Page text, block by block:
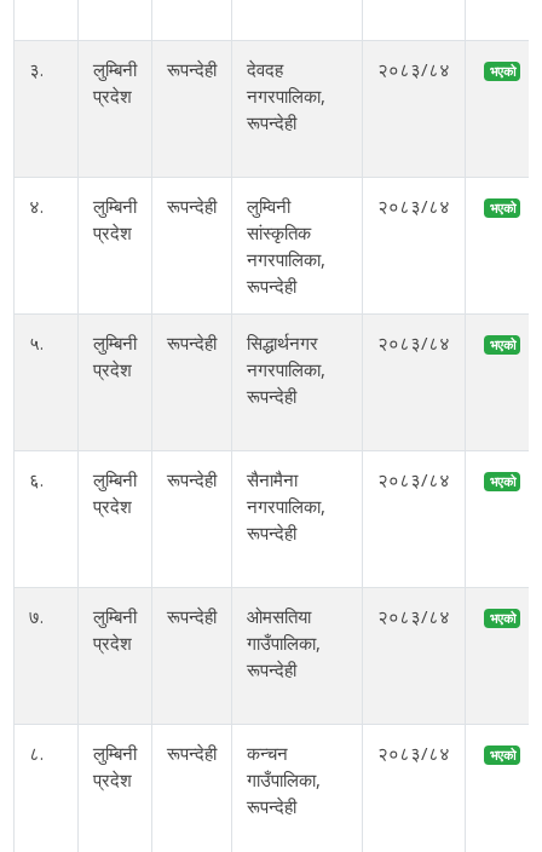
३.
लुम्बिनी
प्रदेश
रूपन्देही
देवदह
नगरपालिका,
रूपन्देही
२०८३/८४ भएको
४.
लुम्बिनी
प्रदेश
रूपन्देही
लुम्विनी
सांस्कृतिक
नगरपालिका,
रूपन्देही
२०८३/८४ भएको
५.
लुम्बिनी
प्रदेश
रूपन्देही
सिद्धार्थनगर
नगरपालिका,
रूपन्देही
२०८३/८४ भएको
६.
लुम्बिनी
प्रदेश
रूपन्देही
सैनामैना
नगरपालिका,
रूपन्देही
२०८३/८४ भएको
७.
लुम्बिनी
प्रदेश
रूपन्देही
ओमसतिया
गाउँपालिका,
रूपन्देही
२०८३/८४ भएको
८.
लुम्बिनी
प्रदेश
रूपन्देही
कन्चन
गाउँपालिका,
रूपन्देही
२०८३/८४ भएको